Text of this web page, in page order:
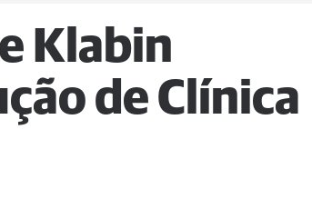
Klabin
de Clínica